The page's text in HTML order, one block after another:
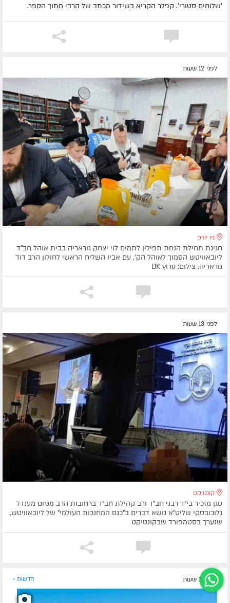
'שלוחים סטורי'. קפלר הקריא בשידור מכתב של הרבי מתוך הספר.
לפני 12 שעות
ניו יורק
חגיגת תחילת הנחת תפילין לתמים לוי יצחק גוראריה בבית אוהל חב"ד
ליובאוויטש הסמוך לאוהל הק', עם אביו השליח הראשי לחולון הרב דוד
גוראריה. צילום: ערוץ DK
לפני 13 שעות
קונטיקט
סגן מזכיר בי"ד רבני חב"ד ורב קהילת חב"ד ברחובות הרב מנחם מענדל
גלוכובסקי שליט"א נושא דברים ב"כנס המחנכות העולמי" של ליובאוויטש,
שנערך בסטמפורד שבקונטיקט
לפני 13 שעות חדשות »